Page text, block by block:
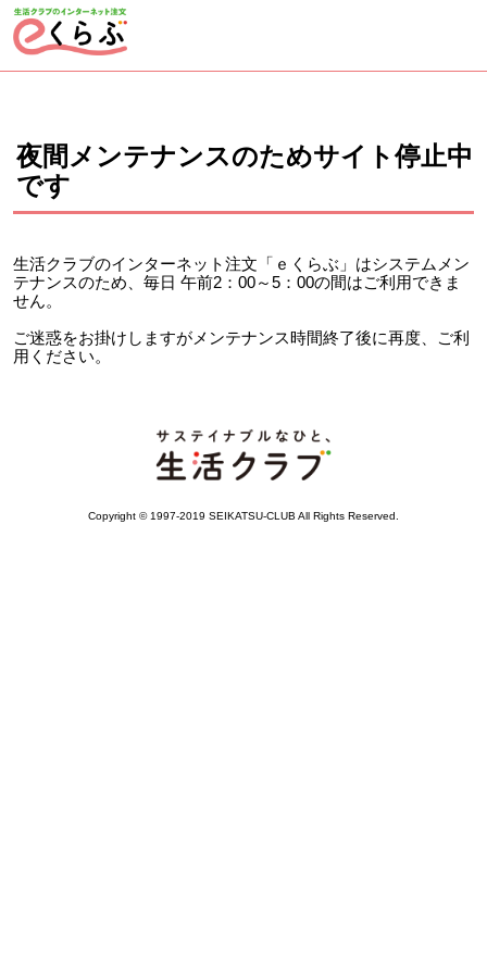
ページの先頭です。
夜間メンテナンスのためサイト停止中
です
生活クラブのインターネット注文「ｅくらぶ」はシステムメン
テナンスのため、毎日 午前2：00～5：00の間はご利用できま
せん。
ご迷惑をお掛けしますがメンテナンス時間終了後に再度、ご利
用ください。
Copyright © 1997-2019 SEIKATSU-CLUB All Rights Reserved.